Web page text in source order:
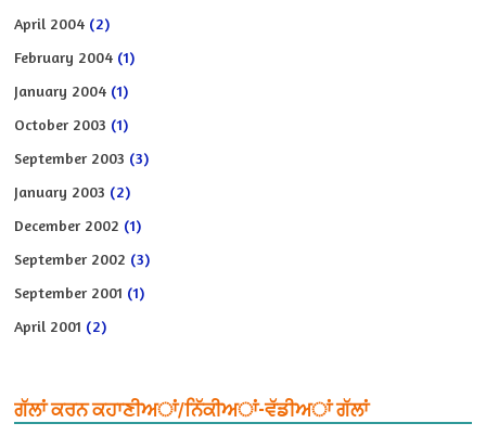
April 2004 (2)
February 2004 (1)
January 2004 (1)
October 2003 (1)
September 2003 (3)
January 2003 (2)
December 2002 (1)
September 2002 (3)
September 2001 (1)
April 2001 (2)
ਗੱਲਾਂ ਕਰਨ ਕਹਾਣੀਅਾਂ/ਨਿੱਕੀਅਾਂ-ਵੱਡੀਅਾਂ ਗੱਲਾਂ